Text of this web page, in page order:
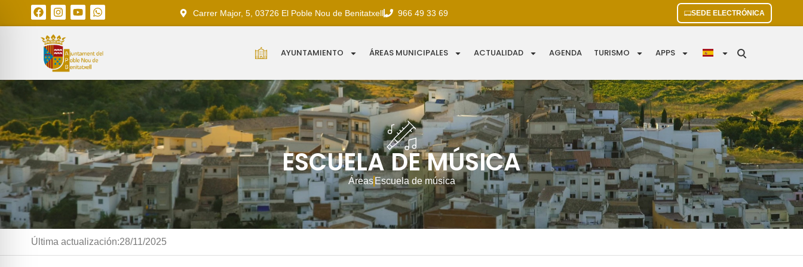
Carrer Major, 5, 03726 El Poble Nou de Benitatxell 966 49 33 69 SEDE ELECTRÓNICA
AYUNTAMIENTO ÁREAS MUNICIPALES ACTUALIDAD AGENDA TURISMO APPS
ESCUELA DE MÚSICA
Áreas Escuela de música
Última actualización:28/11/2025